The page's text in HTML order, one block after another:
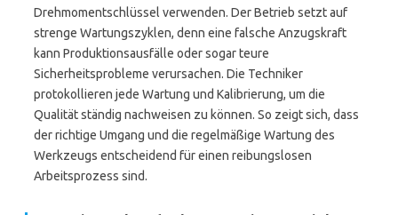
Drehmomentschlüssel verwenden. Der Betrieb setzt auf
strenge Wartungszyklen, denn eine falsche Anzugskraft
kann Produktionsausfälle oder sogar teure
Sicherheitsprobleme verursachen. Die Techniker
protokollieren jede Wartung und Kalibrierung, um die
Qualität ständig nachweisen zu können. So zeigt sich, dass
der richtige Umgang und die regelmäßige Wartung des
Werkzeugs entscheidend für einen reibungslosen
Arbeitsprozess sind.